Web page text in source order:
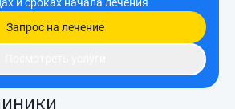
Запрос на лечение